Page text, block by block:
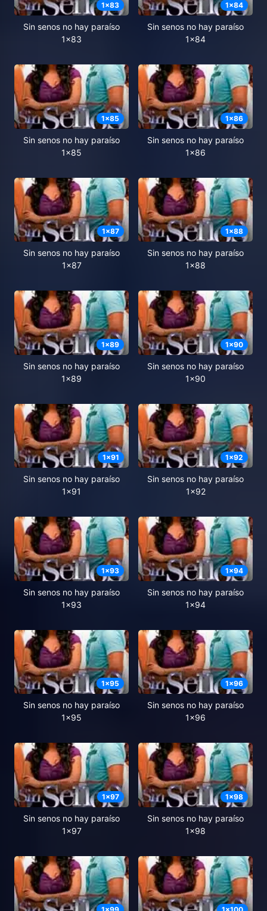
1x83
Sin senos no hay paraíso
1x83
1x84
Sin senos no hay paraíso
1x84
1x85
Sin senos no hay paraíso
1x85
1x86
Sin senos no hay paraíso
1x86
1x87
Sin senos no hay paraíso
1x87
1x88
Sin senos no hay paraíso
1x88
1x89
Sin senos no hay paraíso
1x89
1x90
Sin senos no hay paraíso
1x90
1x91
Sin senos no hay paraíso
1x91
1x92
Sin senos no hay paraíso
1x92
1x93
Sin senos no hay paraíso
1x93
1x94
Sin senos no hay paraíso
1x94
1x95
Sin senos no hay paraíso
1x95
1x96
Sin senos no hay paraíso
1x96
1x97
Sin senos no hay paraíso
1x97
1x98
Sin senos no hay paraíso
1x98